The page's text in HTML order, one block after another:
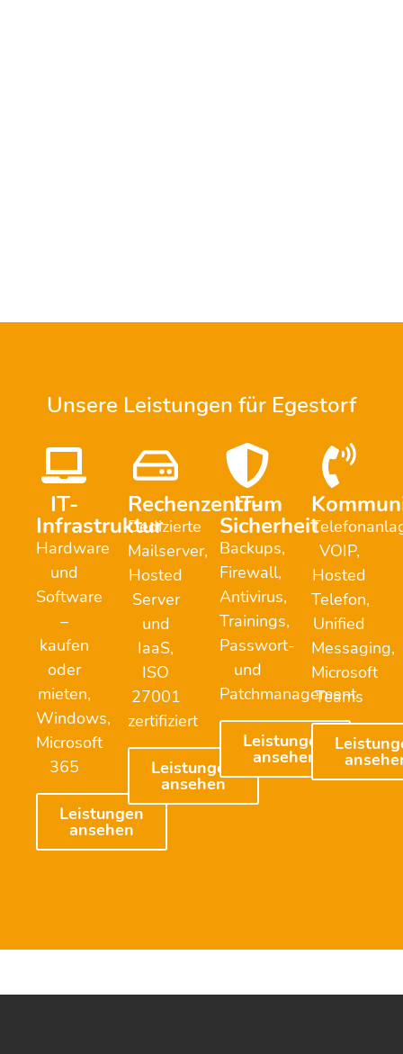
Unsere Leistungen für Egestorf
IT-
Infrastruktur
Hardware
und
Software
–
kaufen
oder
mieten,
Windows,
Microsoft
365
Leistungen
ansehen
Rechenzentrum
Dedizierte
Mailserver,
Hosted
Server
und
IaaS,
ISO
27001
zertifiziert
Leistungen
ansehen
IT-
Sicherheit
Backups,
Firewall,
Antivirus,
Trainings,
Passwort-
und
Patchmanagement
Leistungen
ansehen
VOIP,
Hosted
Telefon,
Unified
Messaging,
Microsoft
Teams